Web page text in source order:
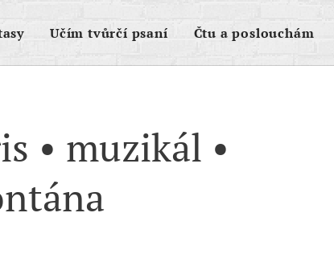
Učím tvůrčí psaní Čtu a poslouchám
• muzikál •